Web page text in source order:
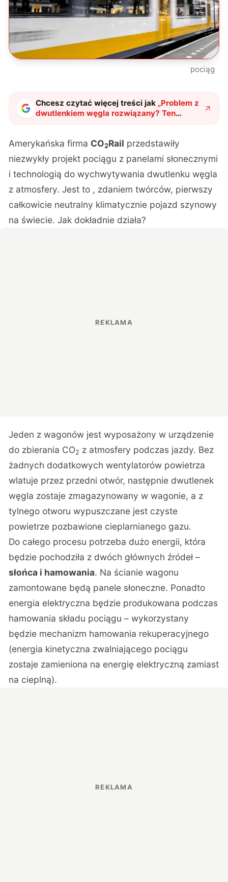
pociąg
Chcesz czytać więcej treści jak „Problem z
dwutlenkiem węgla rozwiązany? Ten
pociąg potrafi go wychwytywać podczas
Amerykańska firma CO2Rail przedstawiły
niezwykły projekt pociągu z panelami słonecznymi
i technologią do wychwytywania dwutlenku węgla
z atmosfery. Jest to , zdaniem twórców, pierwszy
całkowicie neutralny klimatycznie pojazd szynowy
na świecie. Jak dokładnie działa?
Jeden z wagonów jest wyposażony w urządzenie
do zbierania CO2 z atmosfery podczas jazdy. Bez
żadnych dodatkowych wentylatorów powietrza
wlatuje przez przedni otwór, następnie dwutlenek
węgla zostaje zmagazynowany w wagonie, a z
tylnego otworu wypuszczane jest czyste
powietrze pozbawione cieplarnianego gazu.
Do całego procesu potrzeba dużo energii, która
będzie pochodziła z dwóch głównych źródeł –
słońca i hamowania. Na ścianie wagonu
zamontowane będą panele słoneczne. Ponadto
energia elektryczna będzie produkowana podczas
hamowania składu pociągu – wykorzystany
będzie mechanizm hamowania rekuperacyjnego
(energia kinetyczna zwalniającego pociągu
zostaje zamieniona na energię elektryczną zamiast
na cieplną).